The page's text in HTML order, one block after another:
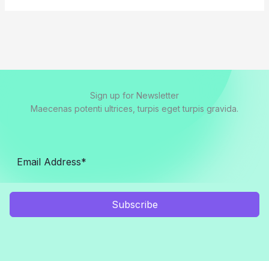
Sign up for Newsletter
Maecenas potenti ultrices, turpis eget turpis gravida.
Subscribe